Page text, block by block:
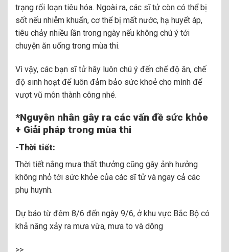
trạng rối loạn tiêu hóa. Ngoài ra, các sĩ tử còn có thể bị
sốt nếu nhiễm khuẩn, cơ thể bị mất nước, hạ huyết áp,
tiêu chảy nhiều lần trong ngày nếu không chú ý tới
chuyện ăn uống trong mùa thi.
Vì vậy, các bạn sĩ tử hãy luôn chú ý đến chế độ ăn, chế
độ sinh hoạt để luôn đảm bảo sức khoẻ cho mình để
vượt vũ môn thành công nhé.
*Nguyên nhân gây ra các vấn đề sức khỏe
+ Giải pháp trong mùa thi
-Thời tiết:
Thời tiết nắng mưa thất thưởng cũng gây ảnh hưởng
không nhỏ tới sức khỏe của các sĩ tử và ngay cả các
phụ huynh.
Dự báo từ đêm 8/6 đến ngày 9/6, ở khu vực Bắc Bộ có
khả năng xảy ra mưa vừa, mưa to và dông
>>